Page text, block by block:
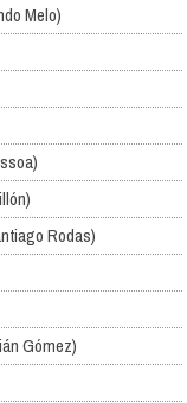
Melo)
Rodas)
Gómez)